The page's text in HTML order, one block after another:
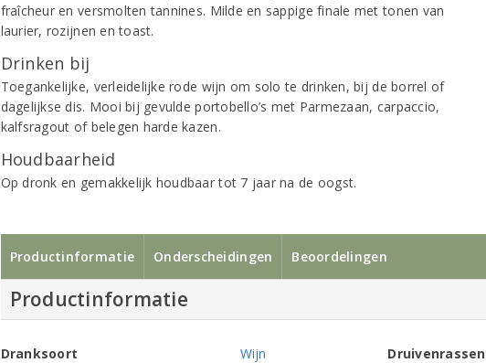
fraîcheur en versmolten tannines. Milde en sappige finale met tonen van
laurier, rozijnen en toast.
Drinken bij
Toegankelijke, verleidelijke rode wijn om solo te drinken, bij de borrel of
dagelijkse dis. Mooi bij gevulde portobello’s met Parmezaan, carpaccio,
kalfsragout of belegen harde kazen.
Houdbaarheid
Op dronk en gemakkelijk houdbaar tot 7 jaar na de oogst.
Productinformatie Onderscheidingen Beoordelingen
Productinformatie
Dranksoort
Wijn
Druivenrassen